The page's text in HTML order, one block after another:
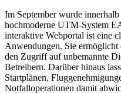
Im September wurde
hochmoderne UTM-System
interaktive Webportal ist eine
Anwendungen. Sie ermöglicht
den Zugriff auf unbemannte
Betreibern. Darüber hinaus
Startplänen,
Notfalloperationen damit